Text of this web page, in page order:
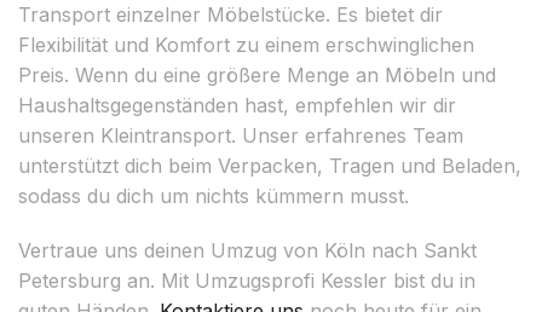
Transport einzelner Möbelstücke. Es bietet dir
Flexibilität und Komfort zu einem erschwinglichen
Preis. Wenn du eine größere Menge an Möbeln und
Haushaltsgegenständen hast, empfehlen wir dir
unseren Kleintransport. Unser erfahrenes Team
unterstützt dich beim Verpacken, Tragen und Beladen,
sodass du dich um nichts kümmern musst.
Vertraue uns deinen Umzug von Köln nach Sankt
Petersburg an. Mit Umzugsprofi Kessler bist du in